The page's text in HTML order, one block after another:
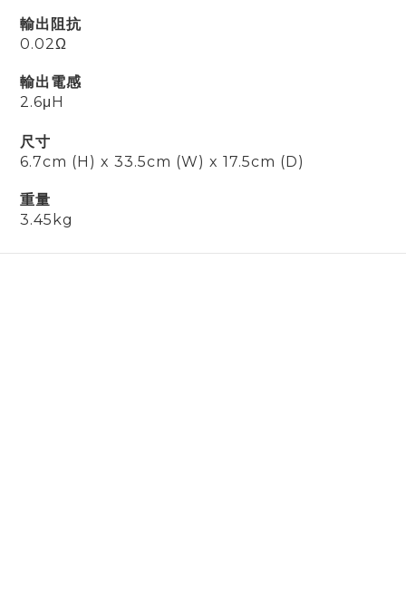
輸出阻抗
0.02Ω
輸出電感
2.6μH
尺寸
6.7cm (H) x 33.5cm (W) x 17.5cm (D)
重量
3.45kg